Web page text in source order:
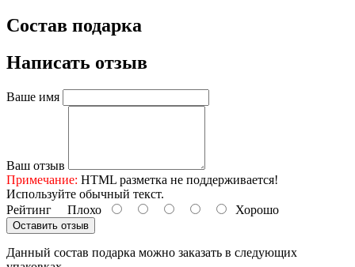
Состав подарка
Написать отзыв
Ваше имя
Ваш отзыв
Примечание: HTML разметка не поддерживается!
Используйте обычный текст.
Рейтинг Плохо Хорошо
Оставить отзыв
Данный состав подарка можно заказать в следующих